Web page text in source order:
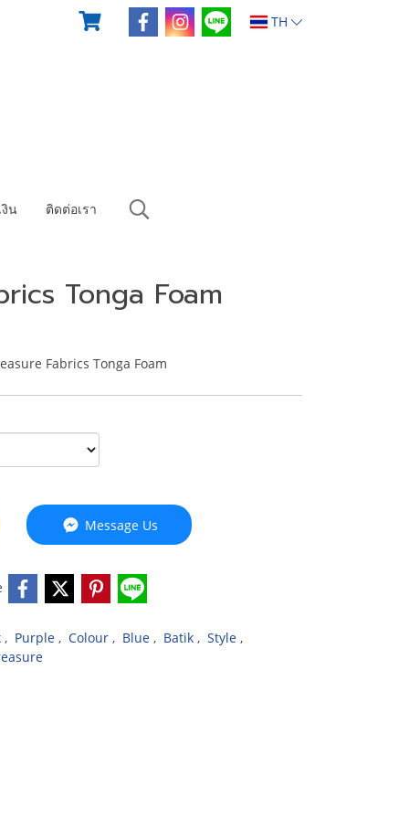
TH
น ติดต่อเรา
Tonga Foam
Fabrics Tonga Foam
Message Us
, Purple , Colour , Blue , Batik , Style ,